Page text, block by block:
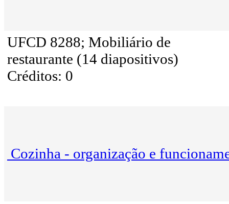
UFCD 8288; Mobiliário de
restaurante (14 diapositivos)
Créditos: 0
Cozinha - organização e